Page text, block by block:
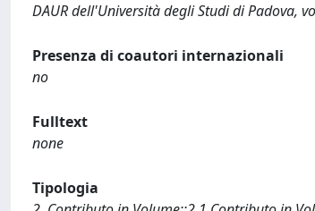
DAUR dell'Università degli Studi di Padova,
Presenza di coautori internazionali
no
Fulltext
none
Tipologia